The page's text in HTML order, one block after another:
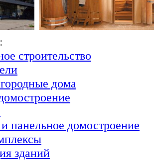
строительство
дома
панельное домостроение
зданий